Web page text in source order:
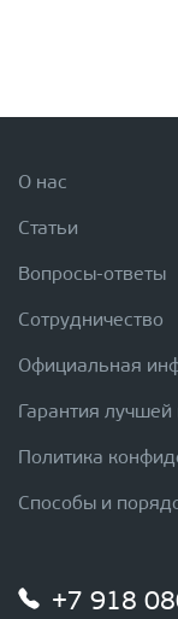
О нас
Статьи
Вопросы-ответы
Сотрудничество
Официальная
Гарантия
Политика
Способы и
+7 918